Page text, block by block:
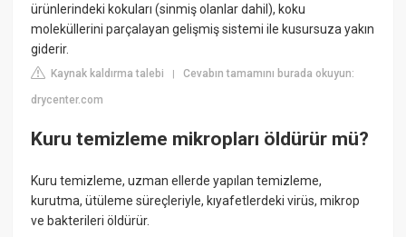
ürünlerindeki kokuları (sinmiş olanlar dahil), koku
moleküllerini parçalayan gelişmiş sistemi ile kusursuza yakın
giderir.
Kaynak kaldırma talebi |Cevabın tamamını burada okuyun:
drycenter.com
Kuru temizleme mikropları öldürür mü?
Kuru temizleme, uzman ellerde yapılan temizleme,
kurutma, ütüleme süreçleriyle, kıyafetlerdeki virüs, mikrop
ve bakterileri öldürür.